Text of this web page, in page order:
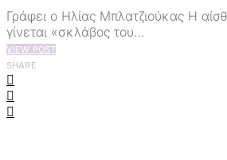
Γράφει ο Ηλίας Μπλατζιούκας Η
γίνεται «σκλάβος του…
VIEW POST
SHARE